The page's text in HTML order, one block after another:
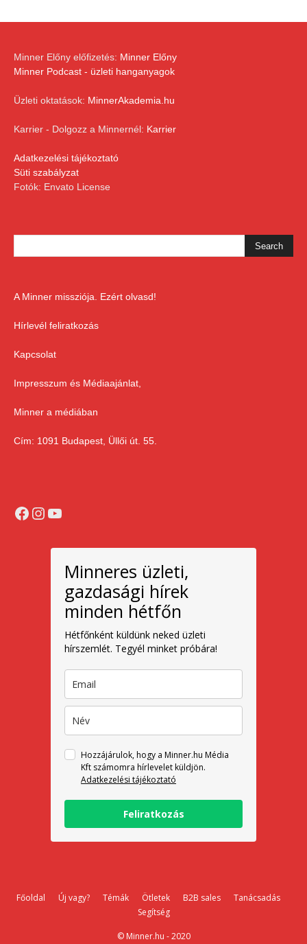
Minner Előny előfizetés: Minner Előny
Minner Podcast - üzleti hanganyagok
Üzleti oktatások: MinnerAkademia.hu
Karrier - Dolgozz a Minnernél: Karrier
Adatkezelési tájékoztató
Süti szabályzat
Fotók: Envato License
A Minner missziója. Ezért olvasd!
Hírlevél feliratkozás
Kapcsolat
Impresszum és Médiaajánlat,
Minner a médiában
Cím: 1091 Budapest, Üllői út. 55.
Facebook
Instagram
YouTube
Minneres üzleti,
gazdasági hírek
minden hétfőn
Hétfőnként küldünk neked üzleti
hírszemlét. Tegyél minket próbára!
Hozzájárulok, hogy a Minner.hu Média
Kft számomra hírlevelet küldjön.
Adatkezelési tájékoztató
Feliratkozás
Főoldal Új vagy? Témák Ötletek B2B sales
Tanácsadás
Segítség
© Minner.hu - 2020